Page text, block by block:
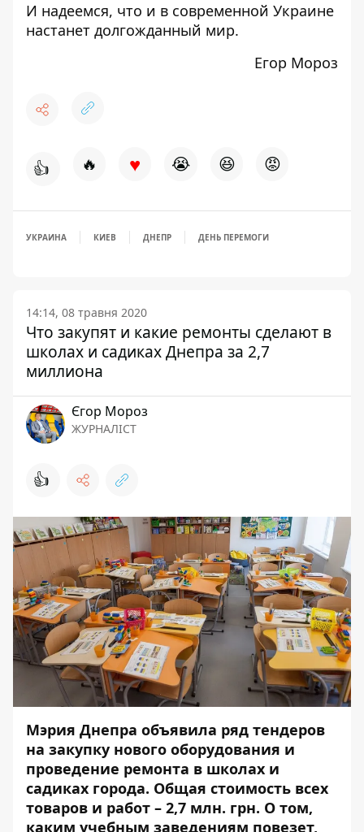
И надеемся, что и в современной Украине
настанет долгожданный мир.
Егор Мороз
👍 🔥 ♥ 😭 😆 😡
УКРАИНА КИЕВ ДНЕПР ДЕНЬ ПЕРЕМОГИ
14:14, 08 травня 2020
Что закупят и какие ремонты сделают в
школах и садиках Днепра за 2,7
миллиона
Єгор Мороз
ЖУРНАЛІСТ
👍
Мэрия Днепра объявила ряд тендеров
на закупку нового оборудования и
проведение ремонта в школах и
садиках города. Общая стоимость всех
товаров и работ – 2,7 млн. грн. О том,
каким учебным заведениям повезет,